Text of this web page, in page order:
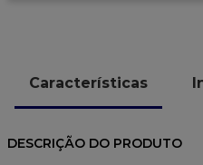
Características
DESCRIÇÃO DO PRODUTO